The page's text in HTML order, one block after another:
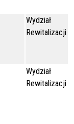
Wydział
Rewitalizacji
Wydział
Rewitalizacji